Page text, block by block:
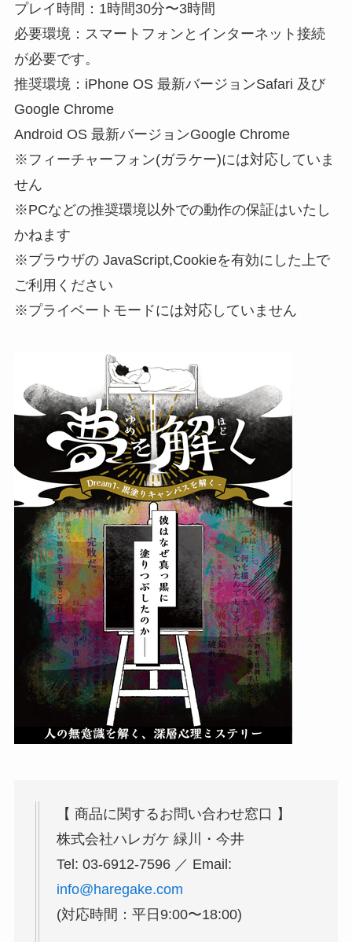
プレイ時間：1時間30分〜3時間
必要環境：スマートフォンとインターネット接続
が必要です。
推奨環境：iPhone OS 最新バージョンSafari 及び
Google Chrome
Android OS 最新バージョンGoogle Chrome
※フィーチャーフォン(ガラケー)には対応していま
せん
※PCなどの推奨環境以外での動作の保証はいたし
かねます
※ブラウザの JavaScript,Cookieを有効にした上で
ご利⽤ください
※プライベートモードには対応していません
【 商品に関するお問い合わせ窓⼝ 】
株式会社ハレガケ 緑川・今井
Tel: 03-6912-7596 ／ Email:
info@haregake.com
(対応時間：平⽇9:00〜18:00)